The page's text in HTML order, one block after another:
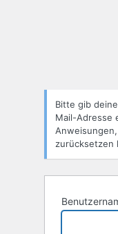
Bitte gib
Mail-Adresse
zurücksetzen